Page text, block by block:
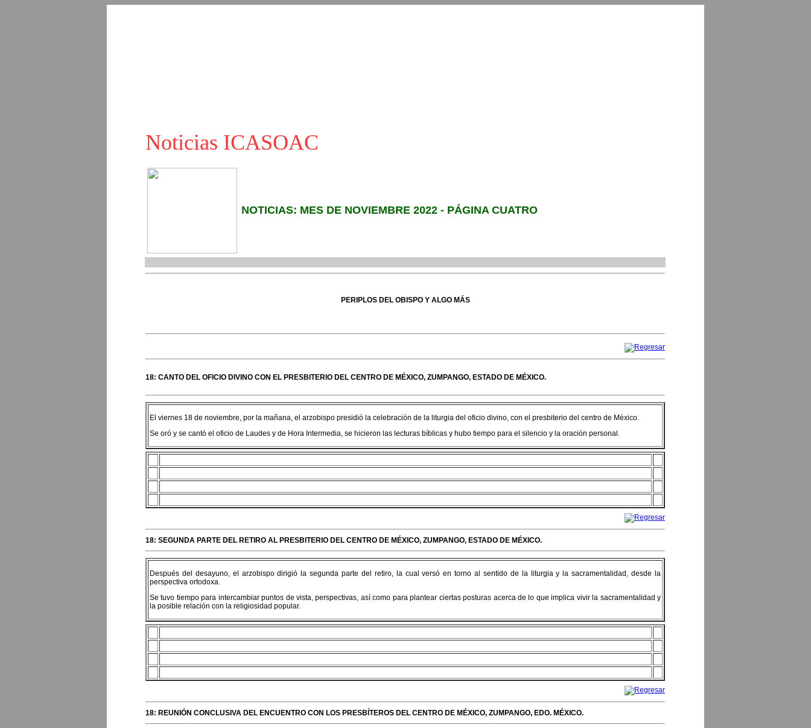
Noticias ICASOAC
NOTICIAS: MES DE NOVIEMBRE 2022 - PÁGINA CUATRO
PERIPLOS DEL OBISPO Y ALGO MÁS
18: CANTO DEL OFICIO DIVINO CON EL PRESBITERIO DEL CENTRO DE MÉXICO, ZUMPANGO, ESTADO DE MÉXICO.
El viernes 18 de noviembre, por la mañana, el arzobispo presidió la celebración de la liturgia del oficio divino, con el presbiterio del centro de México.
Se oró y se cantó el oficio de Laudes y de Hora Intermedia, se hicieron las lecturas bíblicas y hubo tiempo para el silencio y la oración personal.
18: SEGUNDA PARTE DEL RETIRO AL PRESBITERIO DEL CENTRO DE MÉXICO, ZUMPANGO, ESTADO DE MÉXICO.
Después del desayuno, el arzobispo dirigió la segunda parte del retiro, la cual versó en torno al sentido de la liturgia y la sacramentalidad, desde la
perspectiva ortodoxa.
Se tuvo tiempo para intercambiar puntos de vista, perspectivas, así como para plantear ciertas posturas acerca de lo que implica vivir la sacramentalidad y
la posible relación con la religiosidad popular.
18: REUNIÓN CONCLUSIVA DEL ENCUENTRO CON LOS PRESBÍTEROS DEL CENTRO DE MÉXICO, ZUMPANGO, EDO. MÉXICO.